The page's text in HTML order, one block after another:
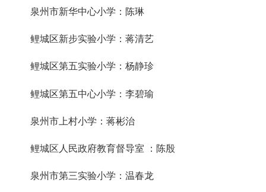
泉州市新华中心小学：陈琳
鲤城区新步实验小学：蒋清艺
鲤城区第五实验小学：杨静珍
鲤城区第五中心小学：李碧瑜
泉州市上村小学：蒋彬治
鲤城区人民政府教育督导室 ：陈殷
泉州市第三实验小学：温春龙